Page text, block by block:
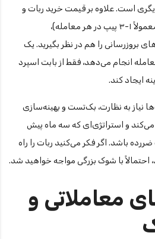
است. علاوه بر قیمت خرید ربات و
VPS، باید هزینه اسپرد بالاتر (معمولاً ۱-۳ پیپ در هر معامله)،
بروزرسانی را هم در نظر بگیرید. یک
اسکالپینگ که روزانه ۵۰ معامله انجام می‌دهد، فقط از بابت اسپرد
ایجاد کند.
نیاز به نظارت، بک‌تست و بهینه‌سازی
می‌کند و استراتژی‌ای که سه ماه پیش
باشد. اگر فکر می‌کنید ربات را راه
احتمالاً با شوک بزرگی مواجه خواهید شد.
معاملاتی و